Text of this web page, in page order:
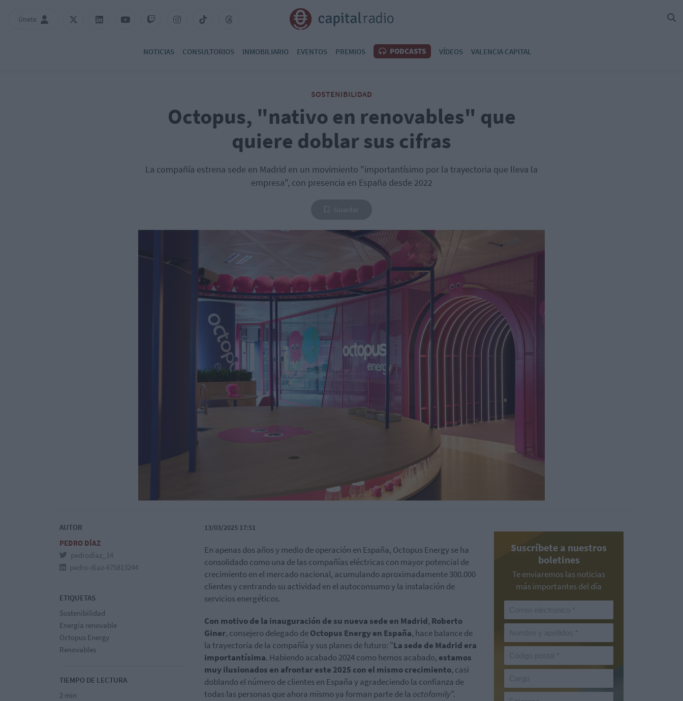
Únete
NOTICIAS CONSULTORIOS INMOBILIARIO EVENTOS PREMIOS PODCASTS VÍDEOS VALENCIA CAPITAL
SOSTENIBILIDAD
Octopus, "nativo en renovables" que
quiere doblar sus cifras
La compañía estrena sede en Madrid en un movimiento "importantísimo por la trayectoria que lleva la
empresa", con presencia en España desde 2022
AUTOR
PEDRO DÍAZ
pedrodiaz_14
pedro-díaz-675813244
ETIQUETAS
Sostenibilidad
Energía renovable
Octopus Energy
Renovables
TIEMPO DE LECTURA
2 min
13/03/2025 17:51
En apenas dos años y medio de operación en España, Octopus Energy se ha
consolidado como una de las compañías eléctricas con mayor potencial de
crecimiento en el mercado nacional, acumulando aproximadamente 300.000
clientes y centrando su actividad en el autoconsumo y la instalación de
servicios energéticos.
Con motivo de la inauguración de su nueva sede en Madrid, Roberto
Giner, consejero delegado deOctopus Energy en España, hace balance de
la trayectoria de la compañía y sus planes de futuro: "La sede de Madrid era
importantísima. Habiendo acabado 2024 como hemos acabado, estamos
muy ilusionados en afrontar este 2025 con el mismo crecimiento, casi
doblando el número de clientes en España y agradeciendo la confianza de
todas las personas que ahora mismo ya forman parte de la octofamily".
Suscríbete a nuestros
boletines
Te enviaremos las noticias
más importantes del día